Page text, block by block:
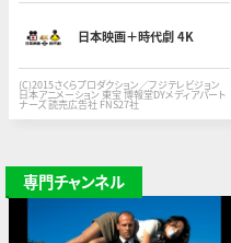
日本映画＋時代劇 4K
(C)2015さくらプロダクション／フジテレビジョン
日本アニメーション 東宝 博報堂DYメディアパート
ナーズ 読売広告社 FNS27社
専門チャンネル